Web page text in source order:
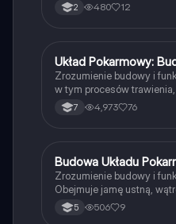
2 480 12
Biologia
Układ Pokarmowy:
Zrozumienie budowy i
w tym procesów
gruczołów trawiennych.
rozdrabniania pokarmu,
biologii.
7 4,973 76
Biologia
Budowa Układu
Zrozumienie budowy i
Obejmuje jamę ustną,
enzymy trawienne.
Dowiedz się, gdzie
5 506 9